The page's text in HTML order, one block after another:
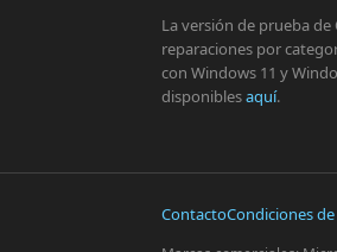
La versión de prueba
reparaciones por
con Windows 11 y
disponiblesaquí.
ContactoCondiciones